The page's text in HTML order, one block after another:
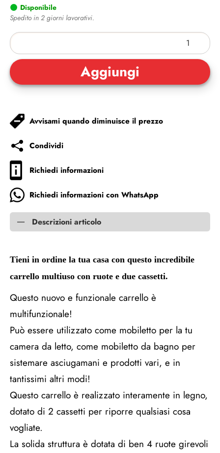
Disponibile
Spedito in 2 giorni lavorativi.
Avvisami quando diminuisce il prezzo
Condividi
Richiedi informazioni
Richiedi informazioni con WhatsApp
Descrizioni articolo
Tieni in ordine la tua casa con questo incredibile
carrello multiuso con ruote e due cassetti.
Questo nuovo e funzionale carrello è
multifunzionale!
Può essere utilizzato come mobiletto per la tu
camera da letto, come mobiletto da bagno per
sistemare asciugamani e prodotti vari, e in
tantissimi altri modi!
Questo carrello è realizzato interamente in legno,
dotato di 2 cassetti per riporre qualsiasi cosa
vogliate.
La solida struttura è dotata di ben 4 ruote girevoli